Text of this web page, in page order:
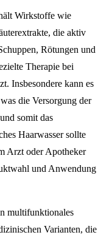
Wirkstoffe wie
die aktiv
Rötungen und
Therapie bei
Insbesondere kann es
die Versorgung der
somit das
Haarwasser sollte
Arzt oder Apotheker
und Anwendung
multifunktionales
Varianten, die